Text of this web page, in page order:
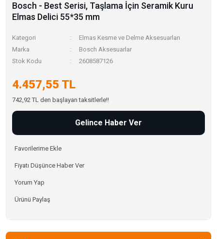
Bosch - Best Serisi, Taşlama İçin Seramik Kuru
Elmas Delici 55*35 mm
Kategori
Elmas Kesme ve Delme Aksesuarları
Marka
Bosch Aksesuarlar
Stok Kodu
2608587126
4.457,55 TL
742,92 TL den başlayan taksitlerle!!
Gelince Haber Ver
Fiyatı Düşünce Haber Ver
Yorum Yap
Ürünü Paylaş